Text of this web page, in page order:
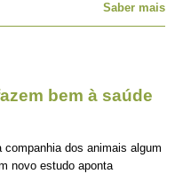
Saber mais
bem à saúde
dos animais algum
novo estudo aponta